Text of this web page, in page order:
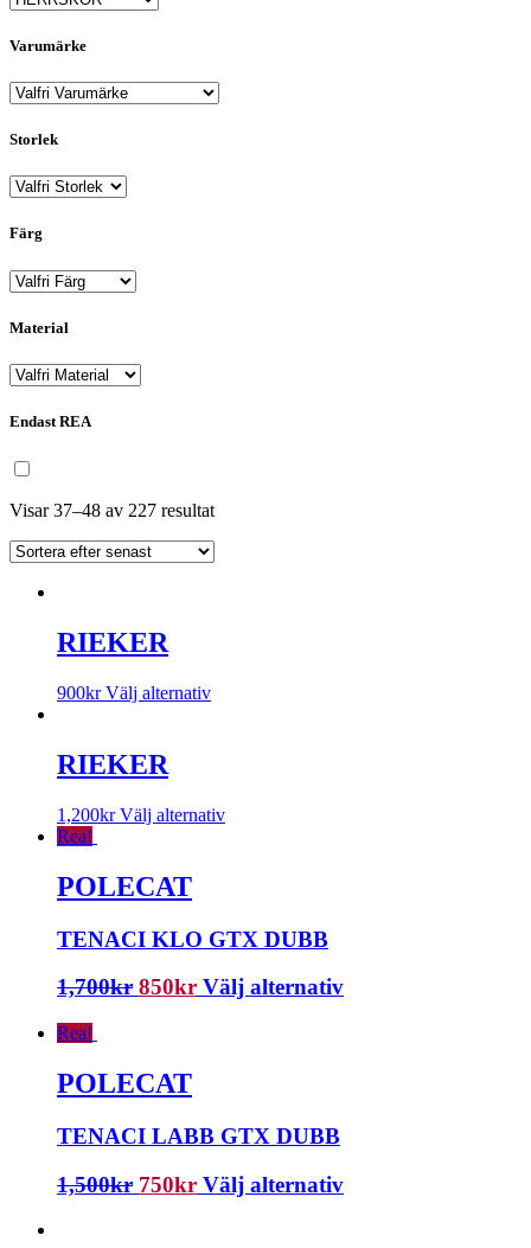
Varumärke
Storlek
Färg
Material
Endast REA
Visar 37–48 av 227 resultat
RIEKER
900kr Välj alternativ
RIEKER
1,200kr Välj alternativ
Rea!
POLECAT
TENACI KLO GTX DUBB
1,700kr 850kr Välj alternativ
Rea!
POLECAT
TENACI LABB GTX DUBB
1,500kr 750kr Välj alternativ